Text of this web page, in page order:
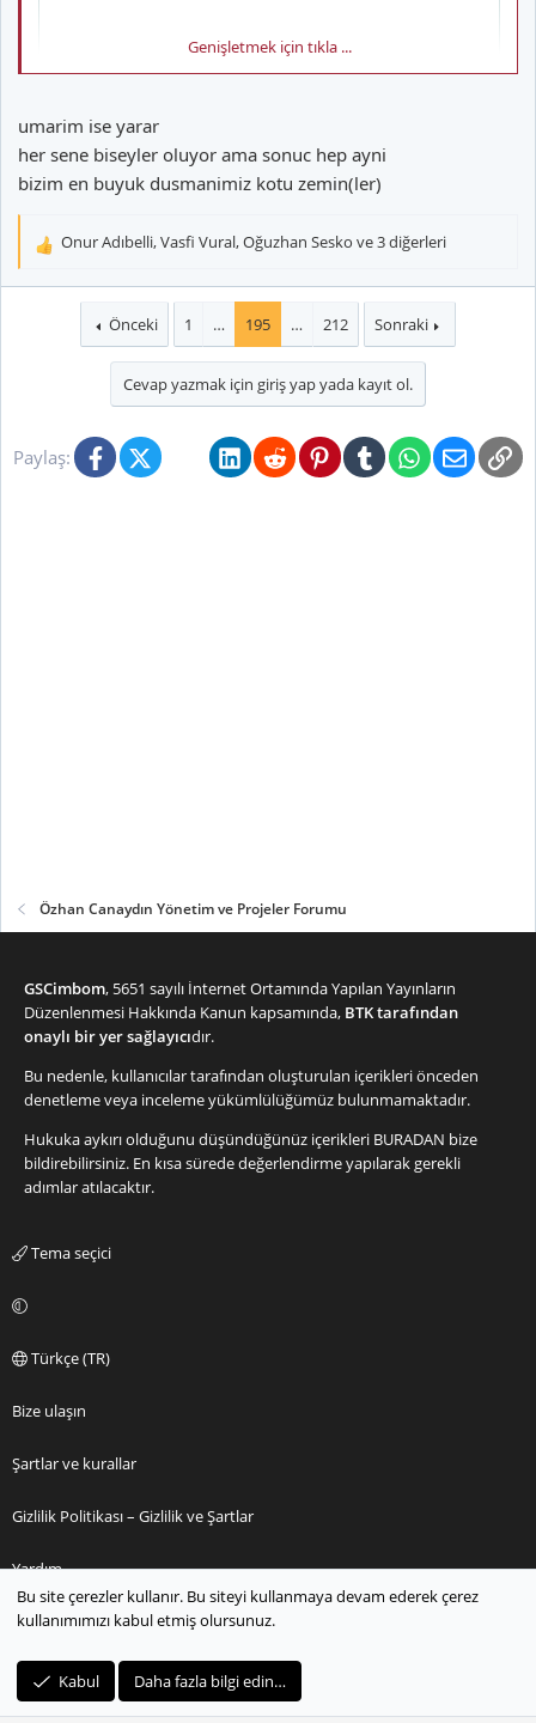
İngilizlere en son biz çakmıştık...
Genişletmek için tıkla ...
umarim ise yarar
her sene biseyler oluyor ama sonuc hep ayni
bizim en buyuk dusmanimiz kotu zemin(ler)
T
Onur Adıbelli,Vasfi Vural,Oğuzhan Sesko ve 3 diğerleri
Önceki 1 … 195 … 212 Sonraki
Cevap yazmak için giriş yap yada kayıt ol.
Paylaş: FacebookX (Twitter)BlueskyLinkedInRedditPinterestTumblrWhatsApp
E-posta
Özhan Canaydın Yönetim ve Projeler Forumu
GSCimbom, 5651 sayılı İnternet Ortamında Yapılan Yayınların
Düzenlenmesi Hakkında Kanun kapsamında, BTK tarafından
onaylı bir yer sağlayıcıdır.
Bu nedenle, kullanıcılar tarafından oluşturulan içerikleri önceden
denetleme veya inceleme yükümlülüğümüz bulunmamaktadır.
Hukuka aykırı olduğunu düşündüğünüz içerikleri BURADAN bize
bildirebilirsiniz. En kısa sürede değerlendirme yapılarak gerekli
adımlar atılacaktır.
Tema seçici
Türkçe (TR)
Bize ulaşın
Şartlar ve kurallar
Gizlilik Politikası – Gizlilik ve Şartlar
Yardım
Ana sayfa
S
S
Bu site çerezler kullanır. Bu siteyi kullanmaya devam ederek çerez
kullanımımızı kabul etmiş olursunuz.
Kabul Daha fazla bilgi edin…